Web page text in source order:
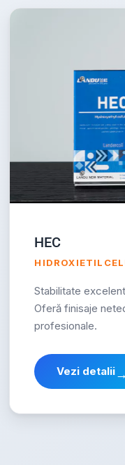
HEC
Stabilitate
Oferă finisaje
profesionale.
Vezi detalii→